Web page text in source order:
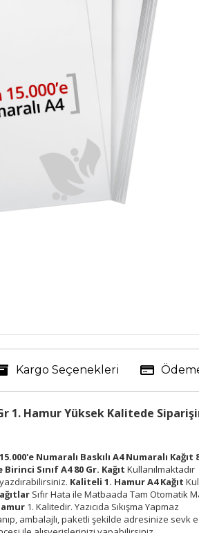
Kargo Seçenekleri
Gr 1. Hamur Yüksek Kalitede
Numaralı Baskılı A4 Numaralı Kağıt
Sınıf A4 80 Gr. Kağıt Kullanılmaktadır
Kaliteli 1. Hamur A4 Kağıt
Sıfır Hata ile Matbaada Tam Otomatik
1. Kalitedir. Yazıcıda Sıkışma Yapmaz
ambalajlı, paketli şekilde adresinize sevk